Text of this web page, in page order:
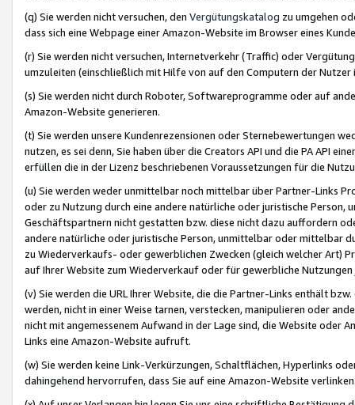
(q) Sie werden nicht versuchen, den Vergütungskatalog zu umgehen
dass sich eine Webpage einer Amazon-Website im Browser eines
(r) Sie werden nicht versuchen, Internetverkehr (Traffic) oder
umzuleiten (einschließlich mit Hilfe von auf den Computern der
(s) Sie werden nicht durch Roboter, Softwareprogramme oder auf
Amazon-Website generieren.
(t) Sie werden unsere Kundenrezensionen oder Sternebewertungen
nutzen, es sei denn, Sie haben über die Creators API und die PA API
erfüllen die in der Lizenz beschriebenen Voraussetzungen für die
(u) Sie werden weder unmittelbar noch mittelbar über Partner-Links
oder zu Nutzung durch eine andere natürliche oder juristische
Geschäftspartnern nicht gestatten bzw. diese nicht dazu auffordern
andere natürliche oder juristische Person, unmittelbar oder mittelbar
zu Wiederverkaufs- oder gewerblichen Zwecken (gleich welcher Art)
auf Ihrer Website zum Wiederverkauf oder für gewerbliche
(v) Sie werden die URL Ihrer Website, die die Partner-Links enthält
werden, nicht in einer Weise tarnen, verstecken, manipulieren oder
nicht mit angemessenem Aufwand in der Lage sind, die Website oder
Links eine Amazon-Website aufruft.
(w) Sie werden keine Link-Verkürzungen, Schaltflächen, Hyperlinks
dahingehend hervorrufen, dass Sie auf eine Amazon-Website